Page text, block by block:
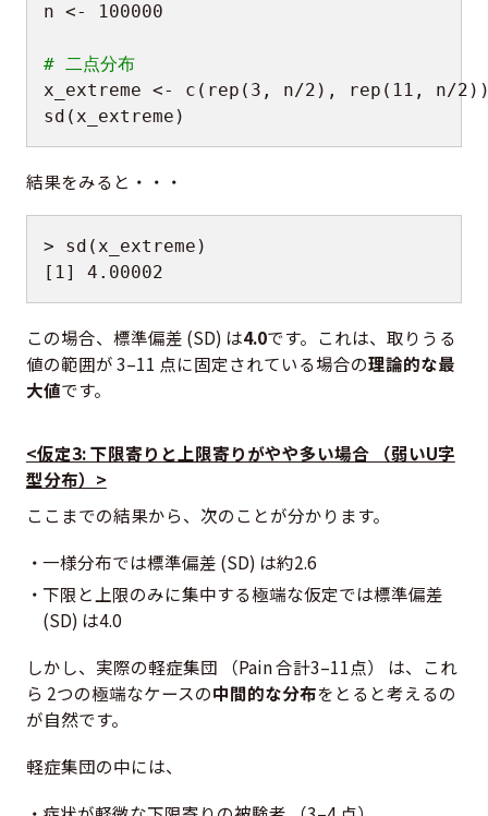
n <- 100000
# 二点分布
x_extreme <- c ( rep ( 3 , n/2 ) , rep ( 11 , n/2 )
sd (x_extreme )
結果をみると・・・
> sd (x_extreme )
[ 1] 4.00002
この場合、標準偏差 (SD) は4.0です。これは、取りうる
値の範囲が 3–11 点に固定されている場合の理論的な最
大値です。
<仮定3: 下限寄りと上限寄りがやや多い場合 （弱いU字
型分布）>
ここまでの結果から、次のことが分かります。
一様分布では標準偏差 (SD) は約2.6
下限と上限のみに集中する極端な仮定では標準偏差
(SD) は4.0
しかし、実際の軽症集団 （Pain 合計3–11点） は、これ
ら 2つの極端なケースの中間的な分布をとると考えるの
が自然です。
軽症集団の中には、